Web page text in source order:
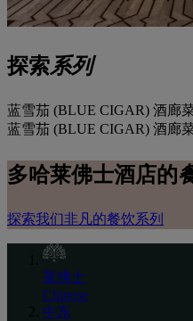
探索系列
蓝雪茄 (BLUE CIGAR) 酒廊
蓝雪茄 (BLUE CIGAR) 酒廊
多哈莱佛士酒店的
探索我们非凡的餐饮系列
莱佛士
Chinese
中东